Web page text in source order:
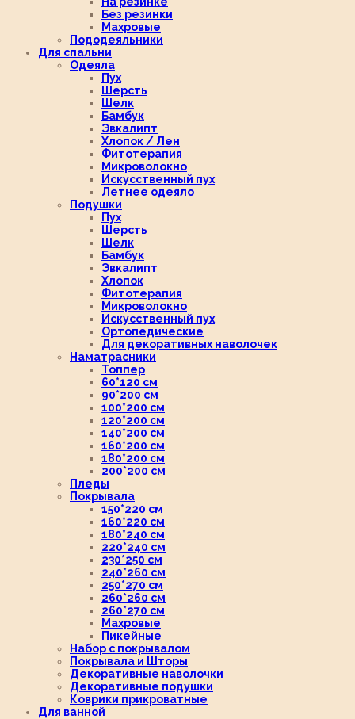
Без резинки
Махровые
Пододеяльники
Для спальни
Одеяла
Пух
Шерсть
Шелк
Бамбук
Эвкалипт
Хлопок / Лен
Фитотерапия
Микроволокно
Искусственный пух
Летнее одеяло
Подушки
Пух
Шерсть
Шелк
Бамбук
Эвкалипт
Хлопок
Фитотерапия
Микроволокно
Искусственный пух
Ортопедические
Для декоративных наволочек
Наматрасники
Топпер
60*120 см
90*200 см
100*200 см
120*200 см
140*200 см
160*200 см
180*200 см
200*200 см
Пледы
Покрывала
150*220 см
160*220 см
180*240 см
220*240 см
230*250 см
240*260 см
250*270 см
260*260 см
260*270 см
Махровые
Пикейные
Набор с покрывалом
Покрывала и Шторы
Декоративные наволочки
Декоративные подушки
Коврики прикроватные
Для ванной